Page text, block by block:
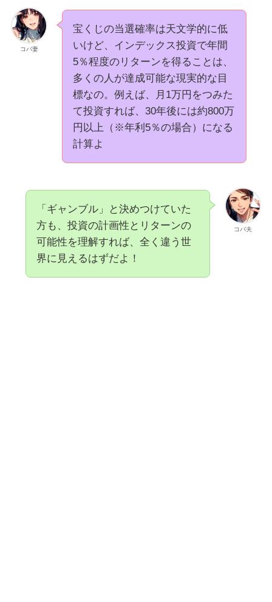
コバ妻
宝くじの当選確率は天文学的に低
いけど、インデックス投資で年間
5％程度のリターンを得ることは、
多くの人が達成可能な現実的な目
標なの。例えば、月1万円をつみた
て投資すれば、30年後には約800万
円以上（※年利5％の場合）になる
計算よ
コバ夫
「ギャンブル」と決めつけていた
方も、投資の計画性とリターンの
可能性を理解すれば、全く違う世
界に見えるはずだよ！